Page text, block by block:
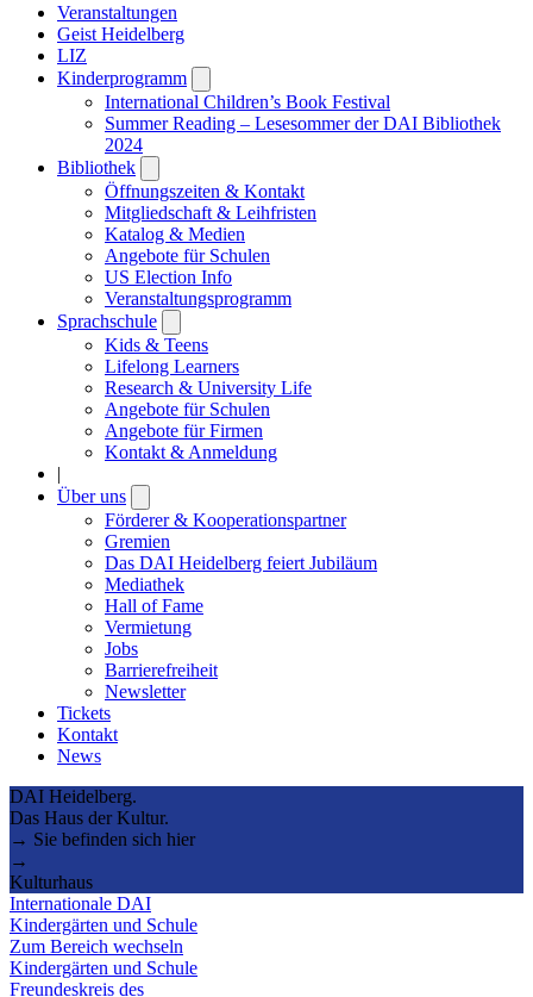
Veranstaltungen
Geist Heidelberg
LIZ
Kinderprogramm
submenu
International Children’s Book Festival
Summer Reading – Lesesommer der DAI Bibliothek
2024
Bibliothek
submenu
Öffnungszeiten & Kontakt
Mitgliedschaft & Leihfristen
Katalog & Medien
Angebote für Schulen
US Election Info
Veranstaltungsprogramm
Sprachschule
submenu
Kids & Teens
Lifelong Learners
Research & University Life
Angebote für Schulen
Angebote für Firmen
Kontakt & Anmeldung
|
Über uns
submenu
Förderer & Kooperationspartner
Gremien
Das DAI Heidelberg feiert Jubiläum
Mediathek
Hall of Fame
Vermietung
Jobs
Barrierefreiheit
Newsletter
Tickets
Kontakt
News
DAI Heidelberg.
Das Haus der Kultur.
→ Sie befinden sich hier
→
Kulturhaus
Internationale DAI
Kindergärten und Schule
Zum Bereich wechseln
Kindergärten und Schule
Freundeskreis des